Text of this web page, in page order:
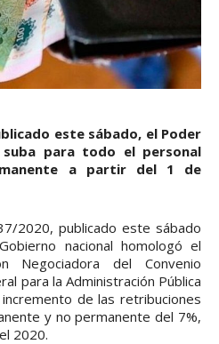
este sábado, el Poder
para todo el personal
a partir del 1 de
2020, publicado este sábado
nacional homologó el
Negociadora del Convenio
para la Administración Pública
de las retribuciones
y no permanente del 7%,
2020.